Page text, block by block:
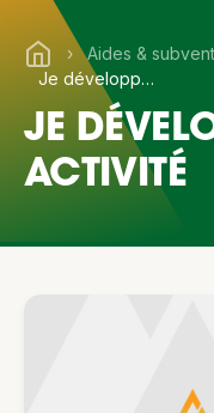
› Aides &
Je développe mon activité
JE
ACTIVITÉ